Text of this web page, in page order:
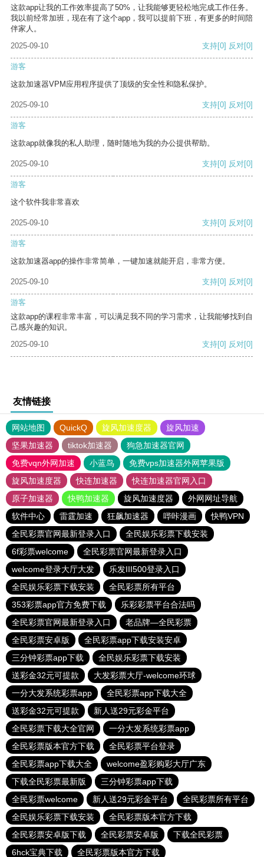
这款app让我的工作效率提高了50%，让我能够更轻松地完成工作任务。
我以前经常加班，现在有了这个app，我可以提前下班，有更多的时间陪
伴家人。
2025-09-10
支持[0] 反对[0]
游客
这款加速器VPM应用程序提供了顶级的安全性和隐私保护。
2025-09-10 支持[0] 反对[0]
游客
这款app就像我的私人助理，随时随地为我的办公提供帮助。
2025-09-10 支持[0] 反对[0]
游客
这个软件我非常喜欢
2025-09-10 支持[0] 反对[0]
游客
这款加速器app的操作非常简单，一键加速就能开启，非常方便。
2025-09-10 支持[0] 反对[0]
游客
这款app的课程非常丰富，可以满足我不同的学习需求，让我能够找到自
己感兴趣的知识。
2025-09-10
支持[0] 反对[0]
友情链接
网站地图 QuickQ 旋风加速度器
旋风加速
坚果加速器
tiktok加速器
狗急加速器官网
免费vqn外网加速
小蓝鸟
免费vps加速器外网苹果版
旋风加速度器
快连加速器
快连加速器官网入口
原子加速器
快鸭加速器 旋风加速度器
外网网址导航
软件中心
雷霆加速 狂飙加速器 哔咔漫画
快鸭VPN
全民彩票官网最新登录入口
全民娱乐彩票下载安装
6f彩票welcome
全民彩票官网最新登录入口
welcome登录大厅大发
乐发III500登录入口
全民娱乐彩票下载安装
全民彩票所有平台
353彩票app官方免费下载
乐彩彩票平台合法吗
全民彩票官网最新登录入口
老品牌—全民彩票
全民彩票安卓版
全民彩票app下载安装安卓
三分钟彩票app下载
全民娱乐彩票下载安装
送彩金32元可提款
大发彩票大厅-welcome环球
一分大发系统彩票app
全民彩票app下载大全
送彩金32元可提款
新人送29元彩金平台
全民彩票下载大全官网
一分大发系统彩票app
全民彩票版本官方下载
全民彩票平台登录
全民彩票app下载大全
welcome盈彩购彩大厅广东
下载全民彩票最新版
三分钟彩票app下载
全民彩票welcome
新人送29元彩金平台
全民彩票所有平台
全民娱乐彩票下载安装
全民彩票版本官方下载
全民彩票安卓版下载
全民彩票安卓版
下载全民彩票
6hck宝典下载
全民彩票版本官方下载